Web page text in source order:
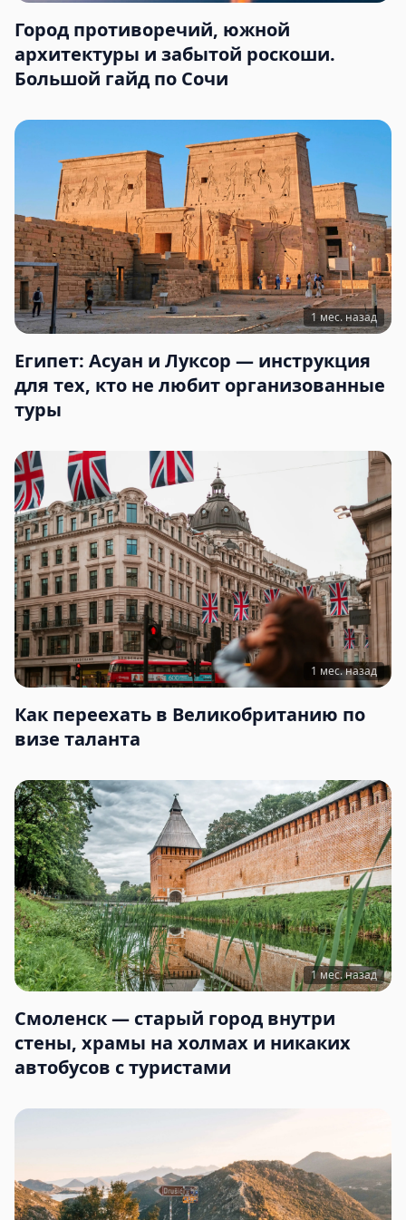
Город противоречий, южной
архитектуры и забытой роскоши.
Большой гайд по Сочи
1 мес. назад
Египет: Асуан и Луксор — инструкция
для тех, кто не любит организованные
туры
1 мес. назад
Как переехать в Великобританию по
визе таланта
1 мес. назад
Смоленск — старый город внутри
стены, храмы на холмах и никаких
автобусов с туристами